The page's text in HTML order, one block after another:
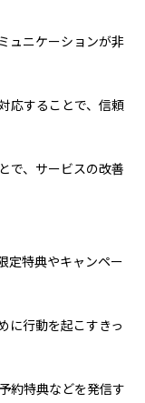
ュニケーションが非
応することで、信頼
で、サービスの改善
定特典やキャンペー
に行動を起こすきっ
約特典などを発信す